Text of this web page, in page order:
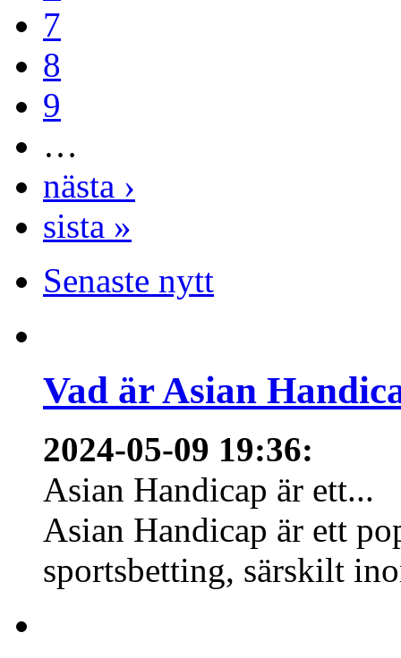
7
8
9
…
nästa ›
sista »
Senaste nytt
Vad är Asian
2024-05-09 19:36:
Asian Handicap är ett...
Asian Handicap är ett
sportsbetting, särskilt